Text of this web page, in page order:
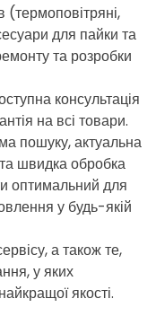
(термоповітряні,
для пайки та
та розробки
консультація
на всі товари.
пошуку, актуальна
швидка обробка
оптимальний для
у будь-якій
а також те,
у яких
якості.